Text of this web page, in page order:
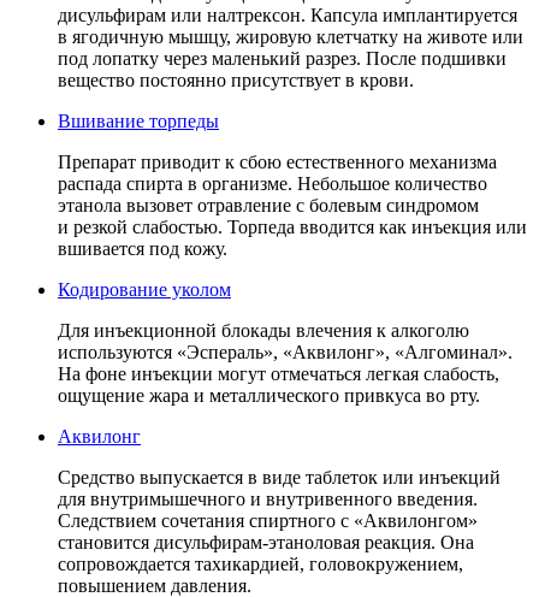
дисульфирам или налтрексон. Капсула имплантируется
в ягодичную мышцу, жировую клетчатку на животе или
под лопатку через маленький разрез. После подшивки
вещество постоянно присутствует в крови.
Вшивание торпеды
Препарат приводит к сбою естественного механизма
распада спирта в организме. Небольшое количество
этанола вызовет отравление с болевым синдромом
и резкой слабостью. Торпеда вводится как инъекция или
вшивается под кожу.
Кодирование уколом
Для инъекционной блокады влечения к алкоголю
используются «Эспераль», «Аквилонг», «Алгоминал».
На фоне инъекции могут отмечаться легкая слабость,
ощущение жара и металлического привкуса во рту.
Аквилонг
Средство выпускается в виде таблеток или инъекций
для внутримышечного и внутривенного введения.
Следствием сочетания спиртного с «Аквилонгом»
становится дисульфирам-этаноловая реакция. Она
сопровождается тахикардией, головокружением,
повышением давления.